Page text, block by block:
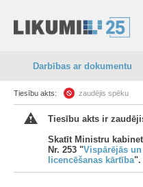
Darbības ar dokumentu
Tiesību akts: zaudējis spēku
Tiesību akts ir
Skatīt Ministru
Nr. 253 "Vispārējās
licencēšanas kārtība".